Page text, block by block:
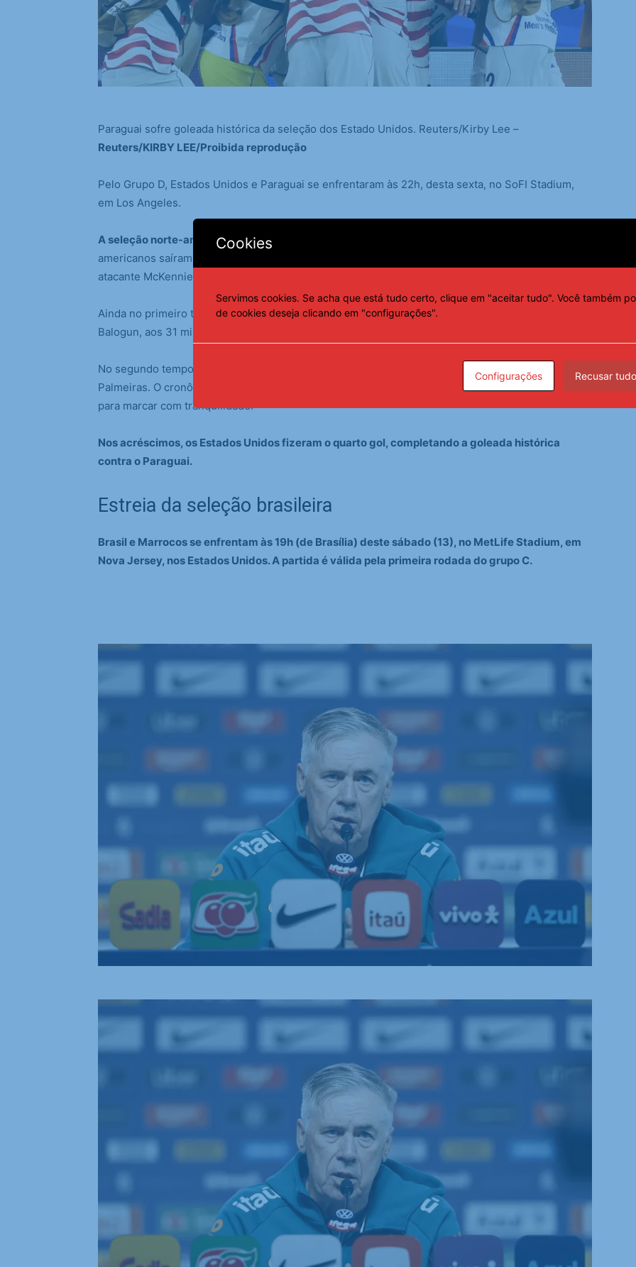
Paraguai sofre goleada histórica da seleção dos Estado Unidos. Reuters/Kirby Lee –
Reuters/KIRBY LEE/Proibida reprodução
Pelo Grupo D, Estados Unidos e Paraguai se enfrentaram às 22h, desta sexta, no SoFI Stadium,
em Los Angeles.
A seleção norte-americana dominou a equipe paraguaia nos dois tempos da partida.
americanos saíram na frente, logo aos 6 minutos, após Danián Bobadilla cortar mal um passe do
atacante McKennie e marcar contra.
Ainda no primeiro tempo, os Estados Unidos fizeram mais dois gols com o atacante Folarin
Balogun, aos 31 minutos e aos 49 minutos, ampliando o placar para 3 x 0.
No segundo tempo, o Paraguai diminuiu a diferença com o meia Maurício, paraguaio que joga no
Palmeiras. O cronômetro marcava 72 minutos, quando Enciso achou Maurício na área adversária
para marcar com tranquilidade.
Nos acréscimos, os Estados Unidos fizeram o quarto gol, completando a goleada histórica
contra o Paraguai.
Estreia da seleção brasileira
Brasil e Marrocos se enfrentam às 19h (de Brasília) deste sábado (13), no MetLife Stadium, em
Nova Jersey, nos Estados Unidos. A partida é válida pela primeira rodada do grupo C.
Cookies
Servimos cookies. Se acha que está tudo certo, clique em "aceitar tudo". Você também
de cookies deseja clicando em "configurações".
Configurações Recusar tudo